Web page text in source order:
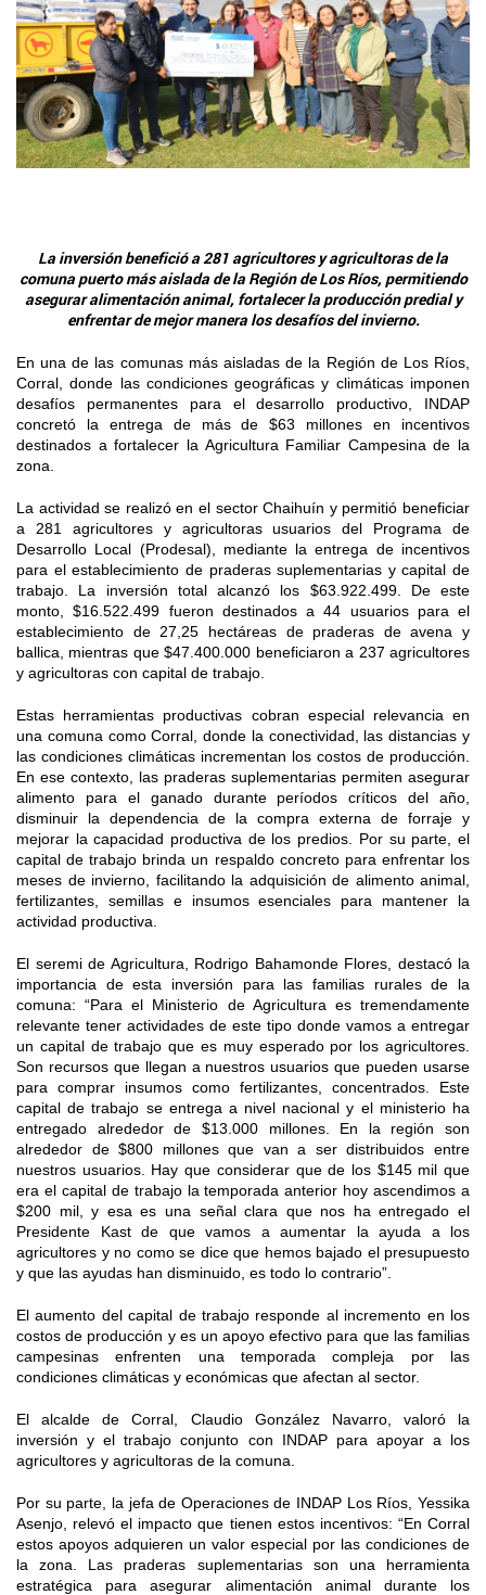
Oficina virtual de atención ciudadana
Indicadores de Gestión
Trabaje en INDAP
Programa de Alianzas Productivas
Crédito Corto Plazo
Ver todos los Programas
Concursos de Fomento
Biobío
Magallanes
Seminarios
Biblioteca
Contacto de Prensa
Podcast
Fotografía
Biblioteca
La inversión benefició a 281 agricultores y agricultoras de la
comuna puerto más aislada de la Región de Los Ríos, permitiendo
asegurar alimentación animal, fortalecer la producción predial y
enfrentar de mejor manera los desafíos del invierno.
En una de las comunas más aisladas de la Región de Los Ríos,
Corral, donde las condiciones geográficas y climáticas imponen
desafíos permanentes para el desarrollo productivo, INDAP
concretó la entrega de más de $63 millones en incentivos
destinados a fortalecer la Agricultura Familiar Campesina de la
zona.
La actividad se realizó en el sector Chaihuín y permitió beneficiar
a 281 agricultores y agricultoras usuarios del Programa de
Desarrollo Local (Prodesal), mediante la entrega de incentivos
para el establecimiento de praderas suplementarias y capital de
trabajo. La inversión total alcanzó los $63.922.499. De este
monto, $16.522.499 fueron destinados a 44 usuarios para el
establecimiento de 27,25 hectáreas de praderas de avena y
ballica, mientras que $47.400.000 beneficiaron a 237 agricultores
y agricultoras con capital de trabajo.
Estas herramientas productivas cobran especial relevancia en
una comuna como Corral, donde la conectividad, las distancias y
las condiciones climáticas incrementan los costos de producción.
En ese contexto, las praderas suplementarias permiten asegurar
alimento para el ganado durante períodos críticos del año,
disminuir la dependencia de la compra externa de forraje y
mejorar la capacidad productiva de los predios. Por su parte, el
capital de trabajo brinda un respaldo concreto para enfrentar los
meses de invierno, facilitando la adquisición de alimento animal,
fertilizantes, semillas e insumos esenciales para mantener la
actividad productiva.
El seremi de Agricultura, Rodrigo Bahamonde Flores, destacó la
importancia de esta inversión para las familias rurales de la
comuna: “Para el Ministerio de Agricultura es tremendamente
relevante tener actividades de este tipo donde vamos a entregar
un capital de trabajo que es muy esperado por los agricultores.
Son recursos que llegan a nuestros usuarios que pueden usarse
para comprar insumos como fertilizantes, concentrados. Este
capital de trabajo se entrega a nivel nacional y el ministerio ha
entregado alrededor de $13.000 millones. En la región son
alrededor de $800 millones que van a ser distribuidos entre
nuestros usuarios. Hay que considerar que de los $145 mil que
era el capital de trabajo la temporada anterior hoy ascendimos a
$200 mil, y esa es una señal clara que nos ha entregado el
Presidente Kast de que vamos a aumentar la ayuda a los
agricultores y no como se dice que hemos bajado el presupuesto
y que las ayudas han disminuido, es todo lo contrario”.
El aumento del capital de trabajo responde al incremento en los
costos de producción y es un apoyo efectivo para que las familias
campesinas enfrenten una temporada compleja por las
condiciones climáticas y económicas que afectan al sector.
El alcalde de Corral, Claudio González Navarro, valoró la
inversión y el trabajo conjunto con INDAP para apoyar a los
agricultores y agricultoras de la comuna.
Por su parte, la jefa de Operaciones de INDAP Los Ríos, Yessika
Asenjo, relevó el impacto que tienen estos incentivos: “En Corral
estos apoyos adquieren un valor especial por las condiciones de
la zona. Las praderas suplementarias son una herramienta
estratégica para asegurar alimentación animal durante los